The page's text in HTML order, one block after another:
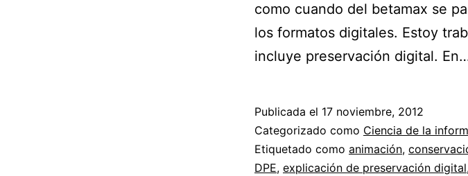
como cuando del betamax se
los formatos digitales. Estoy
incluye preservación digital.
Publicada el 17 noviembre, 2012
Categorizado como Ciencia de la
Etiquetado como animación,
DPE, explicación de preservación digital